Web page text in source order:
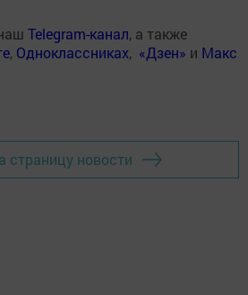
Telegram-канал, а также
, Одноклассниках, «Дзен» и Макс
страницу новости